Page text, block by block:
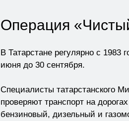
Операция
В Татарстане регулярно с
июня до 30 сентября.
Специалисты татарстанского
проверяют транспорт на
бензиновый, дизельный и